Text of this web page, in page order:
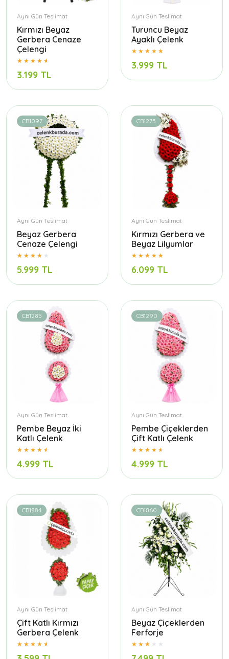
Aynı Gün Teslimat
Kırmızı Beyaz
Gerbera Cenaze
Çelengi
3.199 TL
Aynı Gün Teslimat
Turuncu Beyaz
Ayaklı Çelenk
3.999 TL
CB1097
Aynı Gün Teslimat
Beyaz Gerbera
Cenaze Çelengi
5.999 TL
CB1275
Aynı Gün Teslimat
Kırmızı Gerbera ve
Beyaz Lilyumlar
6.099 TL
CB1285
Aynı Gün Teslimat
Pembe Beyaz İki
Katlı Çelenk
4.999 TL
CB1290
Aynı Gün Teslimat
Pembe Çiçeklerden
Çift Katlı Çelenk
4.999 TL
CB1884
Aynı Gün Teslimat
Çift Katlı Kırmızı
Gerbera Çelenk
CB1860
Aynı Gün Teslimat
Beyaz Çiçeklerden
Ferforje